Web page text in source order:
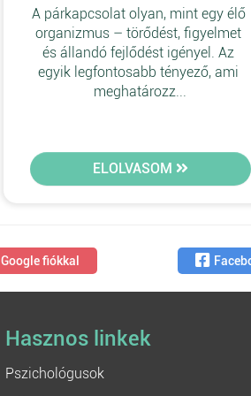
A párkapcsolat olyan, mint egy élő
organizmus – törődést, figyelmet
és állandó fejlődést igényel. Az
egyik legfontosabb tényező, ami
meghatározz...
ELOLVASOM
Google fiókkal
Hasznos linkek
Pszichológusok